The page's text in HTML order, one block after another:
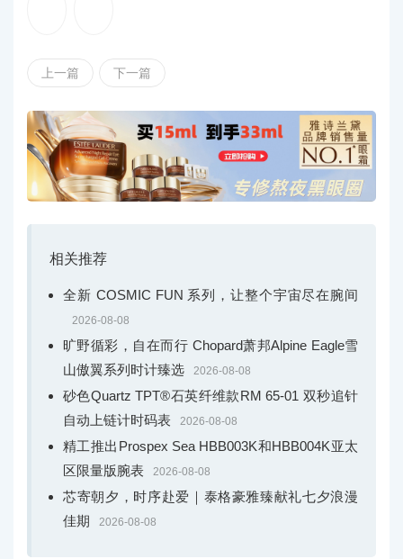
上一篇 下一篇
相关推荐
全新 COSMIC FUN 系列，让整个宇宙尽在腕间
2026-08-08
旷野循彩，自在而行 Chopard萧邦Alpine Eagle雪
山傲翼系列时计臻选
2026-08-08
砂色Quartz TPT®石英纤维款RM 65-01 双秒追针
自动上链计时码表
2026-08-08
精工推出Prospex Sea HBB003K和HBB004K亚太
区限量版腕表
2026-08-08
芯寄朝夕，时序赴爱｜泰格豪雅臻献礼七夕浪漫
佳期
2026-08-08